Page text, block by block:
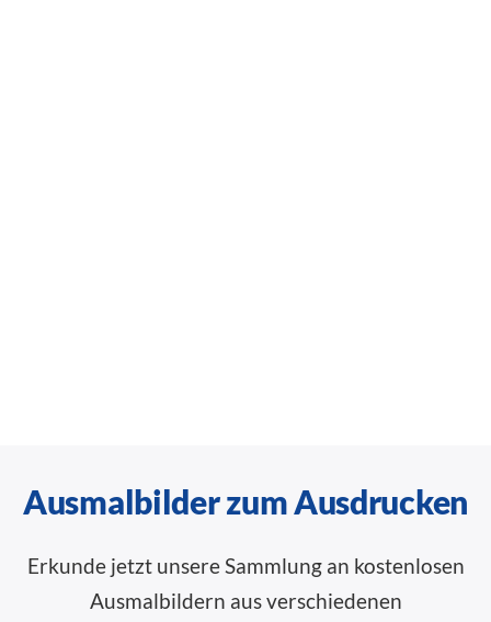
Ausmalbilder zum Ausdrucken
Erkunde jetzt unsere Sammlung an kostenlosen
Ausmalbildern aus verschiedenen